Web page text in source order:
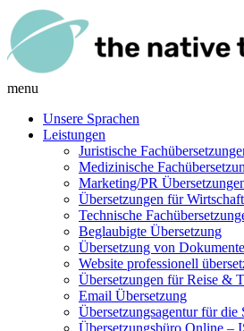
menu
Unsere Sprachen
Leistungen
Juristische
Medizinische
Marketing/PR
Übersetzungen für
Technische
Beglaubigte Übersetzung
Übersetzung von
Website professionell
Übersetzungen für Reise &
Email Übersetzung
Übersetzungsagentur für die
Übersetzungsbüro Online –